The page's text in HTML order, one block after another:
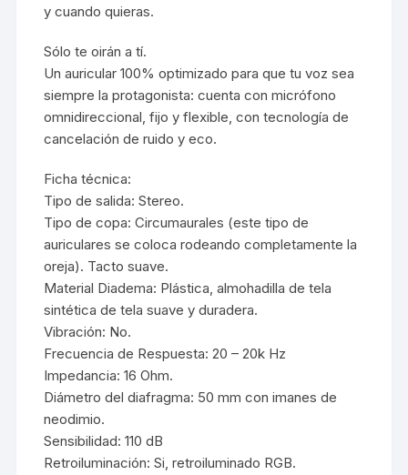
y cuando quieras.
Sólo te oirán a tí.
Un auricular 100% optimizado para que tu voz sea
siempre la protagonista: cuenta con micrófono
omnidireccional, fijo y flexible, con tecnología de
cancelación de ruido y eco.
Ficha técnica:
Tipo de salida: Stereo.
Tipo de copa: Circumaurales (este tipo de
auriculares se coloca rodeando completamente la
oreja). Tacto suave.
Material Diadema: Plástica, almohadilla de tela
sintética de tela suave y duradera.
Vibración: No.
Frecuencia de Respuesta: 20 – 20k Hz
Impedancia: 16 Ohm.
Diámetro del diafragma: 50 mm con imanes de
neodimio.
Sensibilidad: 110 dB
Retroiluminación: Si, retroiluminado RGB.